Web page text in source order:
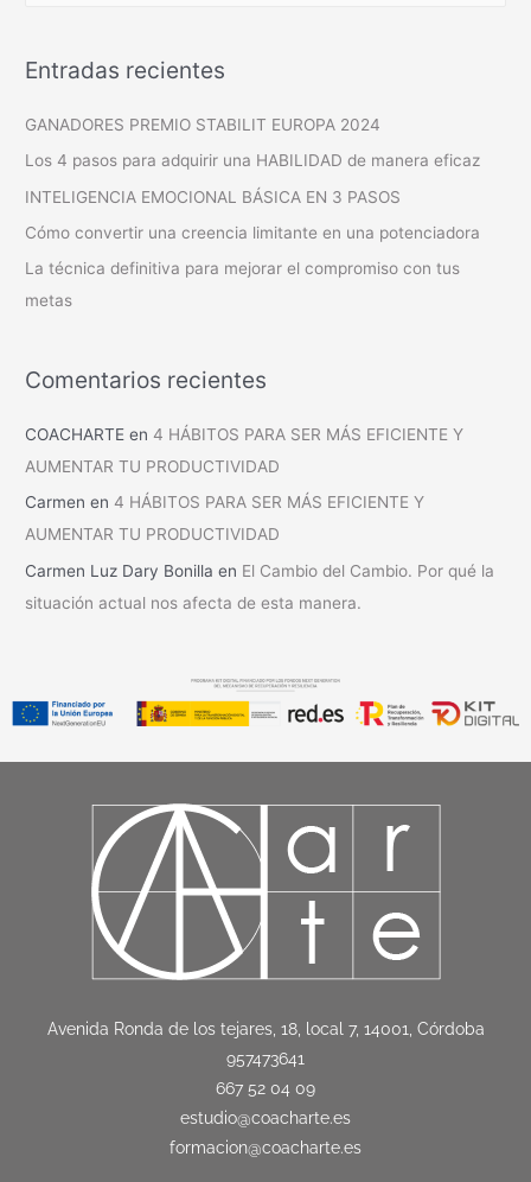
Entradas recientes
GANADORES PREMIO STABILIT EUROPA 2024
Los 4 pasos para adquirir una HABILIDAD de manera eficaz
INTELIGENCIA EMOCIONAL BÁSICA EN 3 PASOS
Cómo convertir una creencia limitante en una potenciadora
La técnica definitiva para mejorar el compromiso con tus
metas
Comentarios recientes
COACHARTE en4 HÁBITOS PARA SER MÁS EFICIENTE Y
AUMENTAR TU PRODUCTIVIDAD
Carmen en4 HÁBITOS PARA SER MÁS EFICIENTE Y
AUMENTAR TU PRODUCTIVIDAD
Carmen Luz Dary Bonilla en El Cambio del Cambio. Por qué la
situación actual nos afecta de esta manera.
Avenida Ronda de los tejares, 18, local 7, 14001, Córdoba
957473641
667 52 04 09
estudio@coacharte.es
formacion@coacharte.es